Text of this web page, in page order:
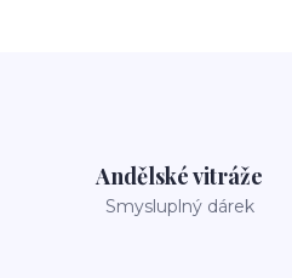
Andělské vitráže
Smysluplný dárek